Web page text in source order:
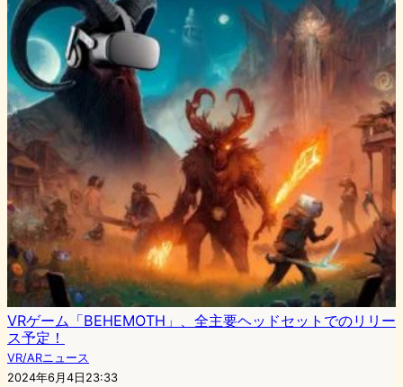
VRゲーム「BEHEMOTH」、全主要ヘッドセットでのリリー
ス予定！
VR/ARニュース
2024年6月4日23:33